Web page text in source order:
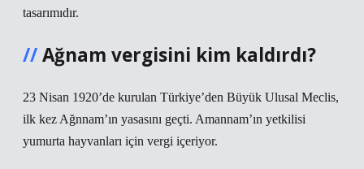
tasarımıdır.
Ağnam vergisini kim kaldırdı?
23 Nisan 1920’de kurulan Türkiye’den Büyük Ulusal Meclis,
ilk kez Ağnnam’ın yasasını geçti. Amannam’ın yetkilisi
yumurta hayvanları için vergi içeriyor.